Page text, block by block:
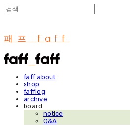
패프 faff
faff about
shop
fafflog
archive
board
notice
Q&A